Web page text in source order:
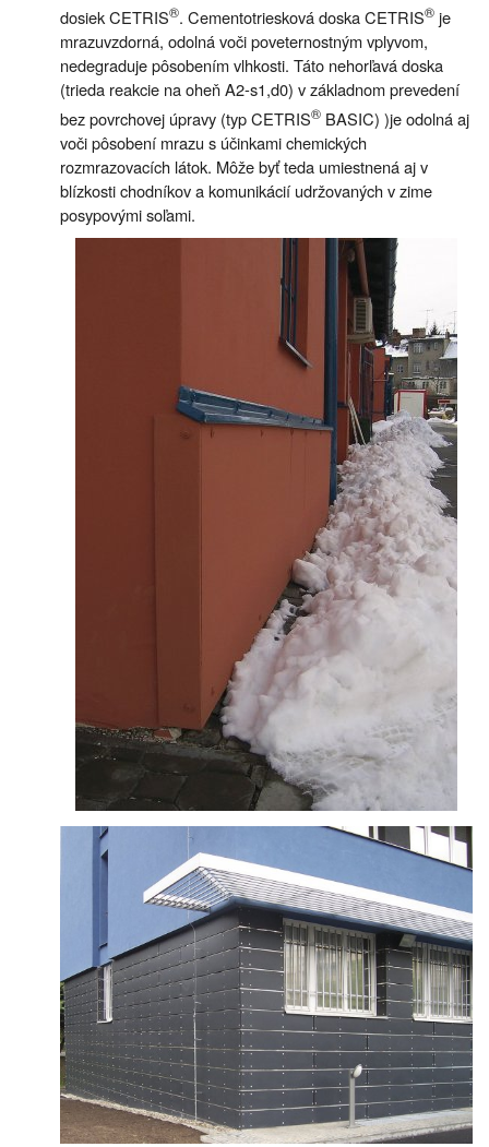
dosiek CETRIS®. Cementotriesková doska CETRIS® je
mrazuvzdorná, odolná voči poveternostným vplyvom,
nedegraduje pôsobením vlhkosti. Táto nehorľavá doska
(trieda reakcie na oheň A2-s1,d0) v základnom prevedení
bez povrchovej úpravy (typ CETRIS® BASIC) )je odolná aj
voči pôsobení mrazu s účinkami chemických
rozmrazovacích látok. Môže byť teda umiestnená aj v
blízkosti chodníkov a komunikácií udržovaných v zime
posypovými soľami.